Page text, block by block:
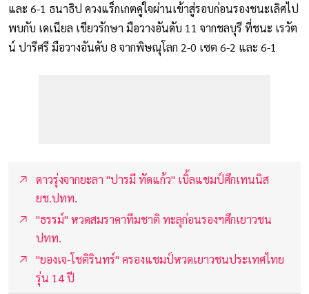
และ 6-1 ธนาธิป ควงแร็กเกตคู่ใจผ่านเข้าสู่รอบก่อนรองชนะเลิศไป
พบกับ เดเนียล เขียวรักษา มือวางอันดับ 11 จากชลบุรี ที่ชนะ เรวัต
น์ ปารีศรี มือวางอันดับ 8 จากพิษณุโลก 2-0 เซต 6-2 และ 6-1
ดาวรุ่งจากยะลา "ปารมี ทัดแก้ว" เบิ้ลแชมป์ศึกเทนนิส
ยช.ปทท.
"ธรรม์" หวดสมราคาทีมชาติ ทะลุก่อนรองฯศึกเยาวชน
ปทท.
"ยองเจ-โชติรินทร์" ครองแชมป์หวดเยาวชนประเทศไทย
รุ่น 14 ปี